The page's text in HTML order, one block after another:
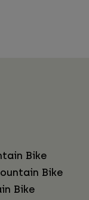
Bike
Bike
Bike